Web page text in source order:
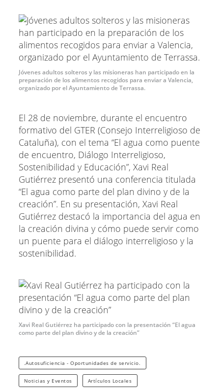
Jóvenes adultos solteros y las misioneras han participado en la
preparación de los alimentos recogidos para enviar a Valencia,
organizado por el Ayuntamiento de Terrassa.
El 28 de noviembre, durante el encuentro
formativo del GTER (Consejo Interreligioso de
Cataluña), con el tema “El agua como puente
de encuentro, Diálogo Interreligioso,
Sostenibilidad y Educación”, Xavi Real
Gutiérrez presentó una conferencia titulada
“El agua como parte del plan divino y de la
creación”. En su presentación, Xavi Real
Gutiérrez destacó la importancia del agua en
la creación divina y cómo puede servir como
un puente para el diálogo interreligioso y la
sostenibilidad.
Xavi Real Gutiérrez ha participado con la presentación “El agua
como parte del plan divino y de la creación”
.Autosuficiencia - Oportunidades de servicio.
Noticias y Eventos Artículos Locales